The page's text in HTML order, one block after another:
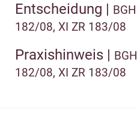
Entscheidung |
182/08, XI ZR 183/08
Praxishinweis |
182/08, XI ZR 183/08